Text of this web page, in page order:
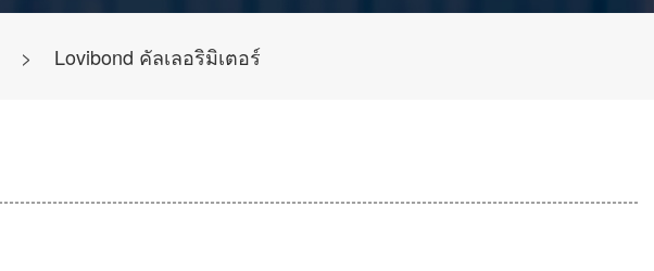
> Lovibond คัลเลอริมิเตอร์